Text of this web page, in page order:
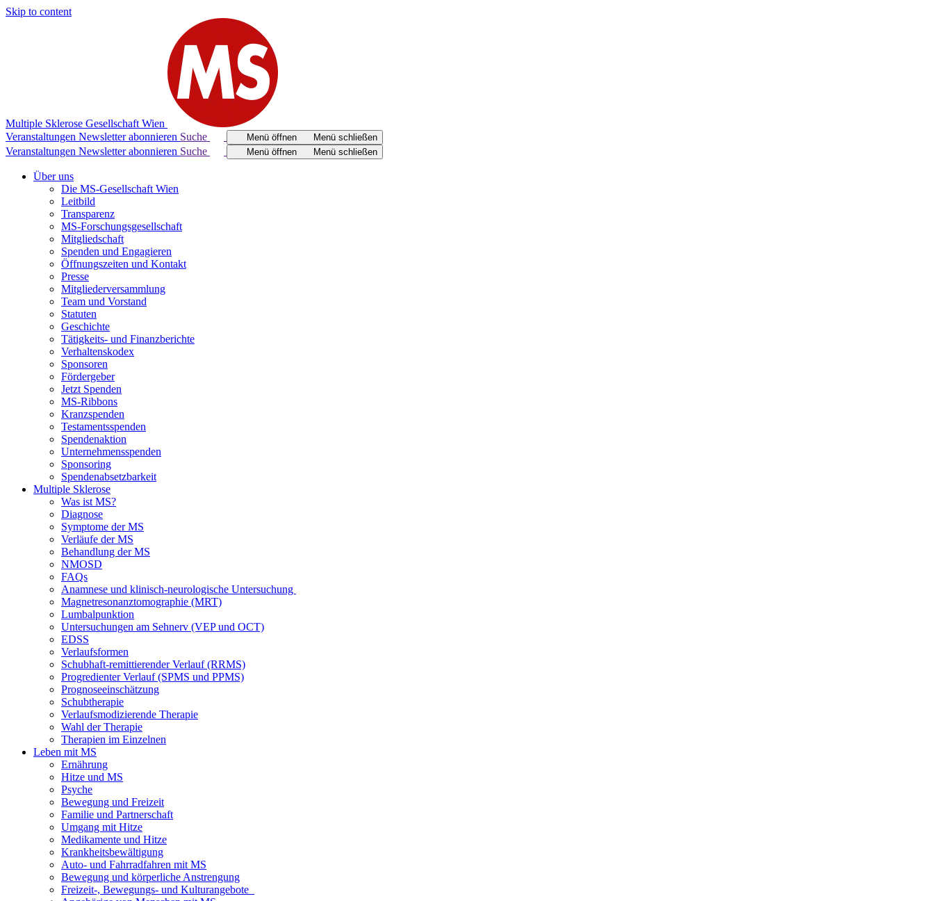
Skip to content
Multiple Sklerose Gesellschaft Wien
Veranstaltungen Newsletter abonnieren Suche Menü öffnen Menü schließen
Veranstaltungen Newsletter abonnieren Suche Menü öffnen Menü schließen
Über uns
Die MS-Gesellschaft Wien
Leitbild
Transparenz
MS-Forschungsgesellschaft
Mitgliedschaft
Spenden und Engagieren
Öffnungszeiten und Kontakt
Presse
Mitgliederversammlung
Team und Vorstand
Statuten
Geschichte
Tätigkeits- und Finanzberichte
Verhaltenskodex
Sponsoren
Fördergeber
Jetzt Spenden
MS-Ribbons
Kranzspenden
Testamentsspenden
Spendenaktion
Unternehmensspenden
Sponsoring
Spendenabsetzbarkeit
Multiple Sklerose
Was ist MS?
Diagnose
Symptome der MS
Verläufe der MS
Behandlung der MS
NMOSD
FAQs
Anamnese und klinisch-neurologische Untersuchung
Magnetresonanztomographie (MRT)
Lumbalpunktion
Untersuchungen am Sehnerv (VEP und OCT)
EDSS
Verlaufsformen
Schubhaft-remittierender Verlauf (RRMS)
Progredienter Verlauf (SPMS und PPMS)
Prognoseeinschätzung
Schubtherapie
Verlaufsmodizierende Therapie
Wahl der Therapie
Therapien im Einzelnen
Leben mit MS
Ernährung
Hitze und MS
Psyche
Bewegung und Freizeit
Familie und Partnerschaft
Umgang mit Hitze
Medikamente und Hitze
Krankheitsbewältigung
Auto- und Fahrradfahren mit MS
Bewegung und körperliche Anstrengung
Freizeit-, Bewegungs- und Kulturangebote